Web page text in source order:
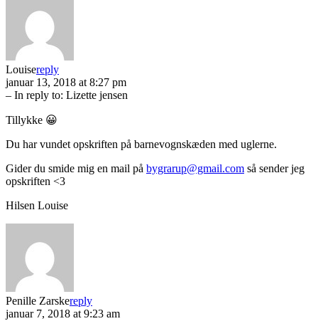
Louisereply
januar 13, 2018 at 8:27 pm
– In reply to: Lizette jensen
Tillykke 😀
Du har vundet opskriften på barnevognskæden med uglerne.
Gider du smide mig en mail på bygrarup@gmail.com så sender jeg
opskriften <3
Hilsen Louise
Penille Zarskereply
januar 7, 2018 at 9:23 am